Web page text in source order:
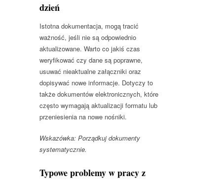
dzień
Istotna dokumentacja, mogą tracić
ważność, jeśli nie są odpowiednio
aktualizowane. Warto co jakiś czas
weryfikować czy dane są poprawne,
usuwać nieaktualne załączniki oraz
dopisywać nowe informacje. Dotyczy to
także dokumentów elektronicznych, które
często wymagają aktualizacji formatu lub
przeniesienia na nowe nośniki.
Wskazówka: Porządkuj dokumenty
systematycznie.
Typowe problemy w pracy z